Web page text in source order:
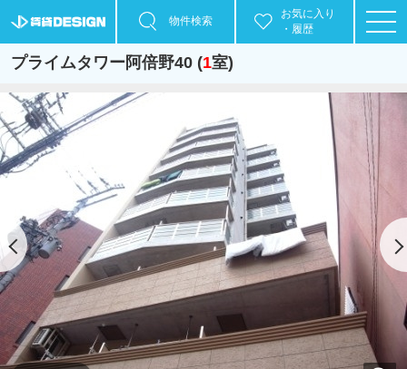
物件検索
お気に入り
・履歴
プライムタワー阿倍野40 (1室)